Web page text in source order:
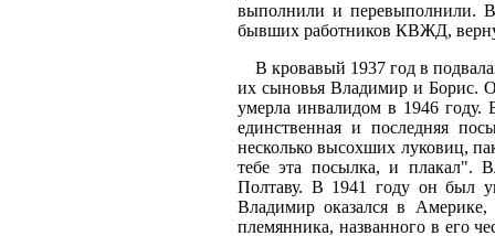
выполнили и перевыполнили. В
бывших работников КВЖД,
В кровавый 1937 год в
их сыновья Владимир и Борис.
умерла инвалидом в 1946
единственная и последняя
несколько высохших луковиц,
тебе эта посылка, и плакал".
Полтаву. В 1941 году он был
Владимир оказался в
племянника, названного в его